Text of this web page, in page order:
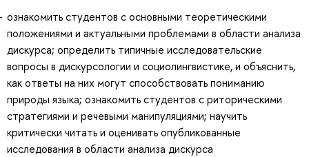
ознакомить студентов с основными теоретическими
положениями и актуальными проблемами в области анализа
дискурса; определить типичные исследовательские
вопросы в дискурсологии и социолингвистике, и объяснить,
как ответы на них могут способствовать пониманию
природы языка; ознакомить студентов с риторическими
стратегиями и речевыми манипуляциями; научить
критически читать и оценивать опубликованные
исследования в области анализа дискурса